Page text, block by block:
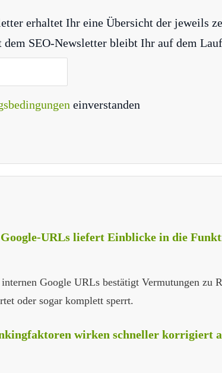
erhaltet Ihr eine Übersicht der jeweils
SEO-Newsletter bleibt Ihr auf dem
einverstanden
URLs liefert Einblicke in die
Google URLs bestätigt Vermutungen zu
oder sogar komplett sperrt.
wirken schneller korrigiert